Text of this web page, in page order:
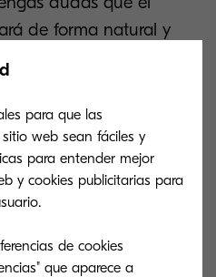
de forma natural y
que tus colaboradores
y no como un “yo”.
para que las
web sean fáciles y
para entender mejor
y cookies publicitarias para
de cookies
que aparece a